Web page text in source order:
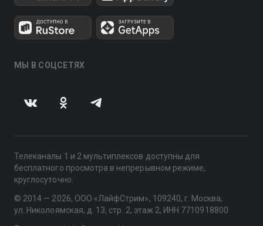
МЫ В СОЦСЕТЯХ
Телеканалы 1 и 2 мультиплексов доступны для
бесплатного просмотра в непрерывном режиме,
круглосуточно.
© 2014 — 2026, ООО «ЛайфСтрим», 109240, г. Москва,
ул. Николоямская, д. 13, стр. 2, этаж 2, ИНН 7710918800